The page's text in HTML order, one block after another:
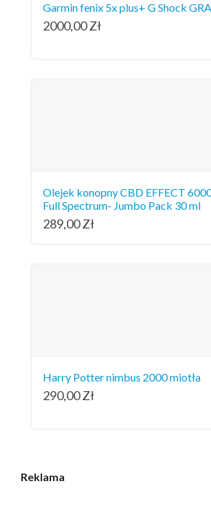
Garmin fenix 5x plus+ G Shock
2000,00Zł
Olejek konopny CBD EFFECT
Full Spectrum- Jumbo Pack 30 ml
289,00Zł
Harry Potter nimbus 2000 miotła
290,00Zł
Reklama